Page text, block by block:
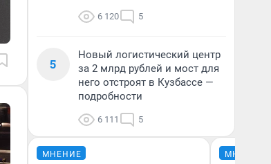
6 120 5
5
Новый логистический центр
за 2 млрд рублей и мост для
него отстроят в Кузбассе —
подробности
6 111 5
МНЕНИЕ МНЕНИЕ